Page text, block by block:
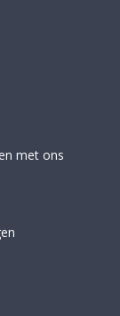
met ons